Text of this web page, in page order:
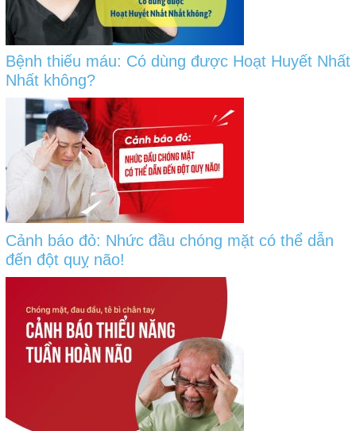
Bệnh thiếu máu: Có dùng được Hoạt Huyết Nhất
Nhất không?
Cảnh báo đỏ: Nhức đầu chóng mặt có thể dẫn
đến đột quỵ não!